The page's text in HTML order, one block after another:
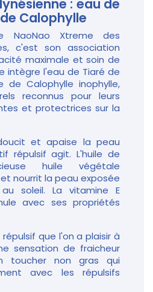
: eau de
Calophylle
NaoNao Xtreme des
c'est son association
maximale et soin de
intègre l'eau de Tiaré de
de Calophylle inophylle,
reconnus pour leurs
et protectrices sur la
et apaise la peau
répulsif agit. L'huile de
huile végétale
nourrit la peau exposée
soleil. La vitamine E
avec ses propriétés
que l'on a plaisir à
sensation de fraicheur
toucher non gras qui
avec les répulsifs